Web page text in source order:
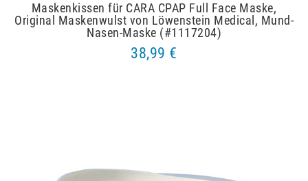
Maskenkissen für CARA CPAP Full Face Maske,
Original Maskenwulst von Löwenstein Medical, Mund-
Nasen-Maske (#1117204)
38,99 €